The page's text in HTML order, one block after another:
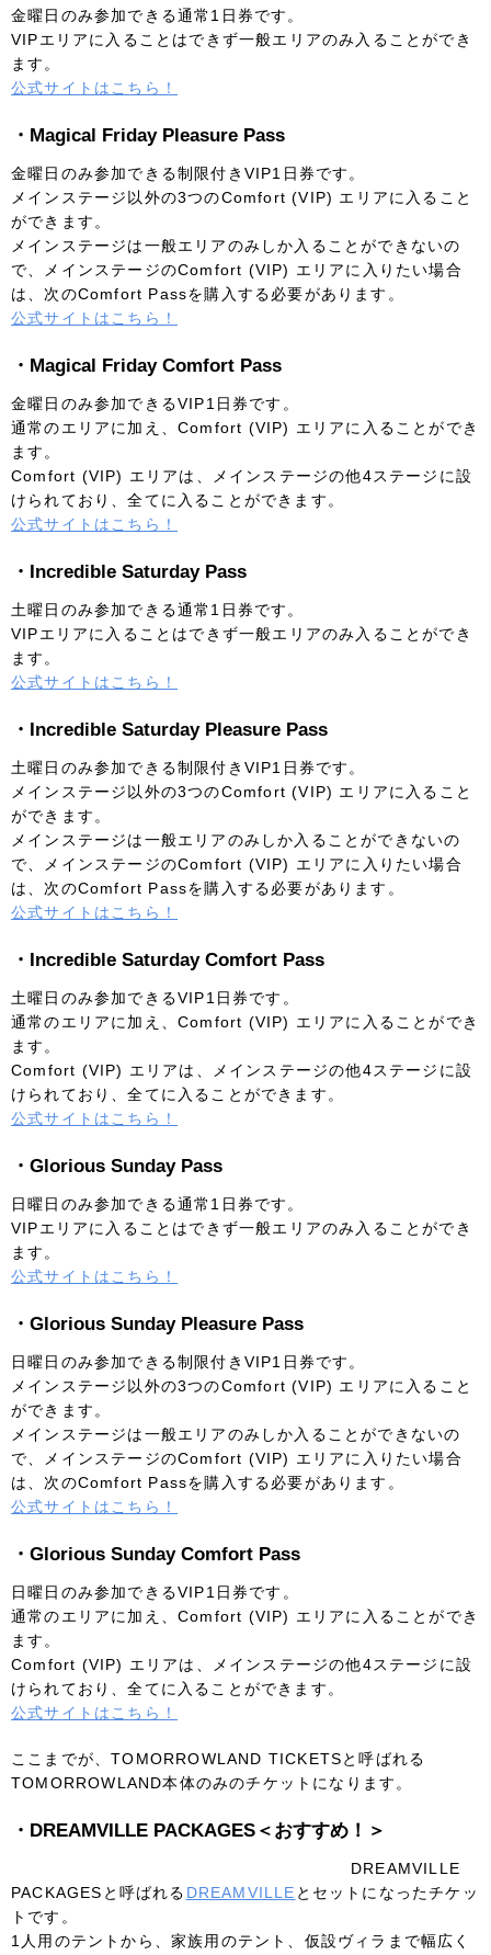
金曜日のみ参加できる通常1日券です。
VIPエリアに入ることはできず一般エリアのみ入ることができ
ます。
公式サイトはこちら！
・Magical Friday Pleasure Pass
金曜日のみ参加できる制限付きVIP1日券です。
メインステージ以外の3つのComfort (VIP) エリアに入ること
ができます。
メインステージは一般エリアのみしか入ることができないの
で、メインステージのComfort (VIP) エリアに入りたい場合
は、次のComfort Passを購入する必要があります。
公式サイトはこちら！
・Magical Friday Comfort Pass
金曜日のみ参加できるVIP1日券です。
通常のエリアに加え、Comfort (VIP) エリアに入ることができ
ます。
Comfort (VIP) エリアは、メインステージの他4ステージに設
けられており、全てに入ることができます。
公式サイトはこちら！
・Incredible Saturday Pass
土曜日のみ参加できる通常1日券です。
VIPエリアに入ることはできず一般エリアのみ入ることができ
ます。
公式サイトはこちら！
・Incredible Saturday Pleasure Pass
土曜日のみ参加できる制限付きVIP1日券です。
メインステージ以外の3つのComfort (VIP) エリアに入ること
ができます。
メインステージは一般エリアのみしか入ることができないの
で、メインステージのComfort (VIP) エリアに入りたい場合
は、次のComfort Passを購入する必要があります。
公式サイトはこちら！
・Incredible Saturday Comfort Pass
土曜日のみ参加できるVIP1日券です。
通常のエリアに加え、Comfort (VIP) エリアに入ることができ
ます。
Comfort (VIP) エリアは、メインステージの他4ステージに設
けられており、全てに入ることができます。
公式サイトはこちら！
・Glorious Sunday Pass
日曜日のみ参加できる通常1日券です。
VIPエリアに入ることはできず一般エリアのみ入ることができ
ます。
公式サイトはこちら！
・Glorious Sunday Pleasure Pass
日曜日のみ参加できる制限付きVIP1日券です。
メインステージ以外の3つのComfort (VIP) エリアに入ること
ができます。
メインステージは一般エリアのみしか入ることができないの
で、メインステージのComfort (VIP) エリアに入りたい場合
は、次のComfort Passを購入する必要があります。
公式サイトはこちら！
・Glorious Sunday Comfort Pass
日曜日のみ参加できるVIP1日券です。
通常のエリアに加え、Comfort (VIP) エリアに入ることができ
ます。
Comfort (VIP) エリアは、メインステージの他4ステージに設
けられており、全てに入ることができます。
公式サイトはこちら！
ここまでが、TOMORROWLAND TICKETSと呼ばれる
TOMORROWLAND本体のみのチケットになります。
・DREAMVILLE PACKAGES＜おすすめ！＞
DREAMVILLE
PACKAGESと呼ばれる DREAMVILLE とセットになったチケッ
トです。
1人用のテントから、家族用のテント、仮設ヴィラまで幅広く